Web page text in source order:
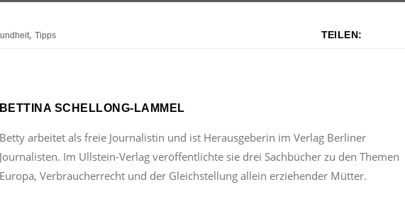
,Tipps TEILEN:
BETTINA SCHELLONG-LAMMEL
Betty arbeitet als freie Journalistin und ist Herausgeberin im Verlag Berliner
Journalisten. Im Ullstein-Verlag veröffentlichte sie drei Sachbücher zu den Themen
Europa, Verbraucherrecht und der Gleichstellung allein erziehender Mütter.